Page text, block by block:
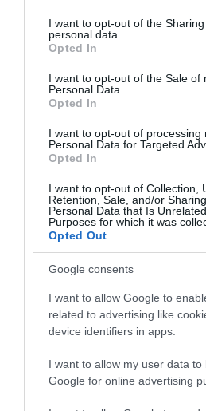
not limited to your visit or usage
grant or deny consent to Google
use your data for below specified
consent section.
I want to opt-out of the
personal data.
Opted In
I want to opt-out of the Sale of
Personal Data.
Opted In
I want to opt-out of processing
Personal Data for Targeted
Opted In
I want to opt-out of Collection,
Retention, Sale, and/or
Personal Data that Is
Purposes for which it was
Opted Out
Google consents
I want to allow Google to
related to advertising like
device identifiers in apps.
I want to allow my user data to
Google for online advertising
ΟΙΚΟΝΟΜΙΑ
Δεκαπενταύγουστο:
οι εργαζόμενοι στην